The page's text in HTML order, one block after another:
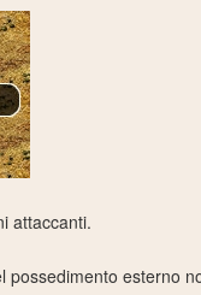
attaccanti.
esterno